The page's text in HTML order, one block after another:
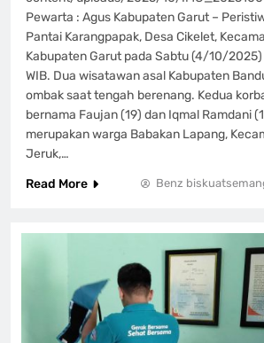
Pewarta : Agus Kabupaten Garut –
Pantai Karangpapak, Desa Cikelet,
Kabupaten Garut pada Sabtu (4/10/
WIB. Dua wisatawan asal Kabupaten
ombak saat tengah berenang. Kedua
bernama Faujan (19) dan Iqmal Ramdani
merupakan warga Babakan Lapang,
Jeruk,…
Read More
Benz